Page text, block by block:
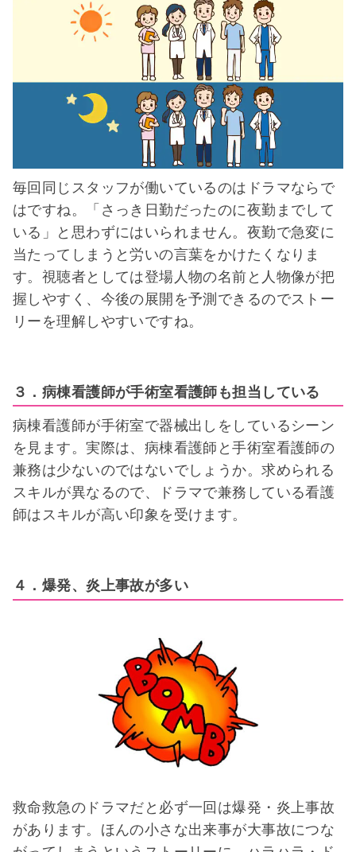
毎回同じスタッフが働いているのはドラマならで
はですね。「さっき日勤だったのに夜勤までして
いる」と思わずにはいられません。夜勤で急変に
当たってしまうと労いの言葉をかけたくなりま
す。視聴者としては登場人物の名前と人物像が把
握しやすく、今後の展開を予測できるのでストー
リーを理解しやすいですね。
３．病棟看護師が手術室看護師も担当している
病棟看護師が手術室で器械出しをしているシーン
を見ます。実際は、病棟看護師と手術室看護師の
兼務は少ないのではないでしょうか。求められる
スキルが異なるので、ドラマで兼務している看護
師はスキルが高い印象を受けます。
４．爆発、炎上事故が多い
救命救急のドラマだと必ず一回は爆発・炎上事故
があります。ほんの小さな出来事が大事故につな